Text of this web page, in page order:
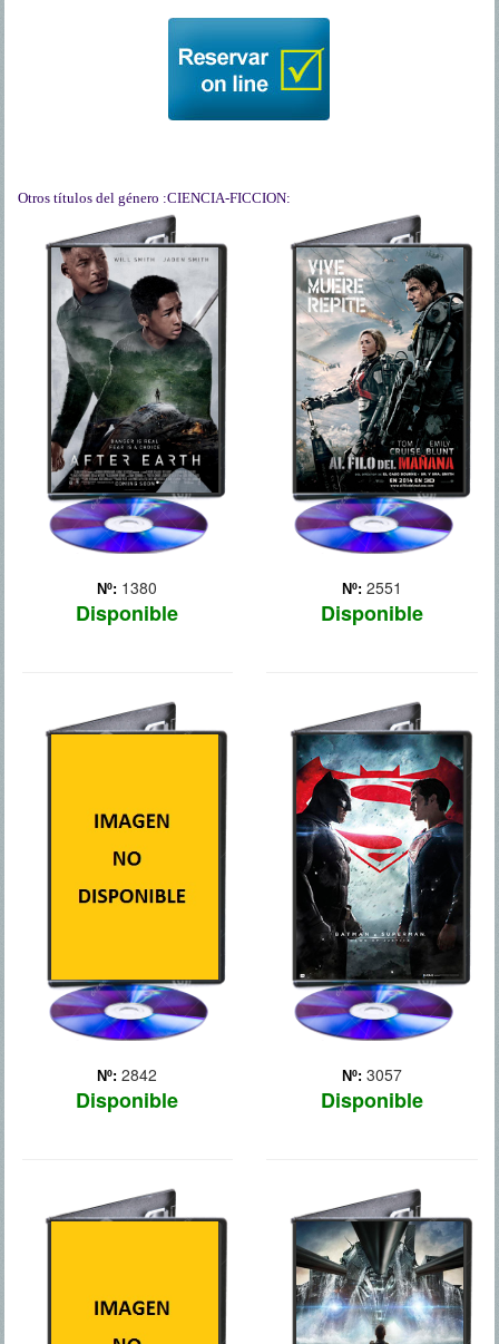
Otros títulos del género :CIENCIA-FICCION:
Nº: 1380
Disponible
AFTER EARTH
- DESPUES DE LA
TIERRA
Tras una serie de
cataclismos que forzaron a
la humanidad a abandonar
la Tierra, Nova Prime se
convirtió en su nuevo
hogar. Tras una larga
misión fuera de ese
planeta, el legendario
general ... Más
Nº: 2551
Disponible
AL FILO DEL
MAÑANA
En un futuro no muy lejano,
invade la Tierra una raza
de extraterrestres
invencibles. Al
Comandante William Cage
(Tom Cruise), un oficial que
nunca ha entrado en
combate, le encargan una
mis... Más
Nº: 2842
Disponible
en el que la Tierra sufre
una creciente
(Antonio Banderas), un
agente de seguros de una
investiga un caso aparent...
Nº: 3057
Disponible
BATMAN VS
SUPERMAN
Ante el temor de las
acciones que pueda llevar
a cabo Superman, el
vigilante de Gotham City
aparece para poner a raya
al superhéroe de
Metrópolis, mientras que la
opinión pública debate
cuál... Más
BATTLESHIP